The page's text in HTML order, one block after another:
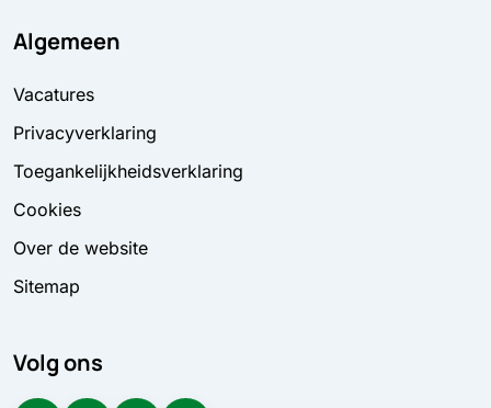
Algemeen
Vacatures
Privacyverklaring
Toegankelijkheidsverklaring
Cookies
Over de website
Sitemap
Volg ons